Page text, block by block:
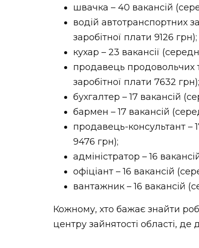
швачка – 40 вакансій
водій автотранспортних
заробітної плати 9126 грн);
кухар – 23 вакансії
продавець продовольчих
заробітної плати 7632 грн);
бухгалтер – 17 вакансій
бармен – 17 вакансій
продавець-консультант –
9476 грн);
адміністратор – 16
офіціант – 16 вакансій
вантажник – 16 вакансій
Кожному, хто бажає знайти
центру зайнятості області,